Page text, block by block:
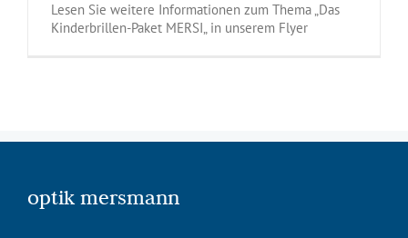
Lesen Sie weitere Informationen zum Thema „Das
Kinderbrillen-Paket MERSI„ in unserem Flyer
optik mersmann